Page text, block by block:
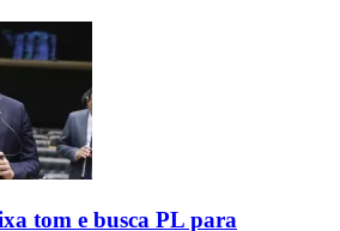
tom e busca PL para